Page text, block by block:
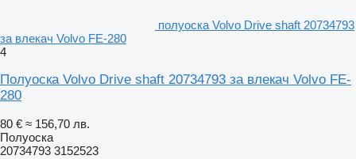
полуоска Volvo Drive shaft 20734793
за влекач Volvo FE-280
4
Полуоска Volvo Drive shaft 20734793 за влекач Volvo FE-
280
80 € ≈ 156,70 лв.
Полуоска
20734793 3152523